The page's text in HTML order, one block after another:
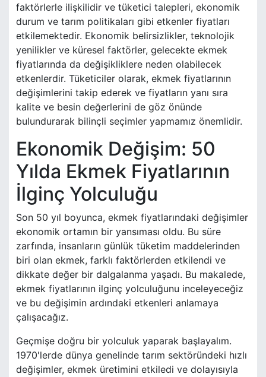
faktörlerle ilişkilidir ve tüketici talepleri, ekonomik
durum ve tarım politikaları gibi etkenler fiyatları
etkilemektedir. Ekonomik belirsizlikler, teknolojik
yenilikler ve küresel faktörler, gelecekte ekmek
fiyatlarında da değişikliklere neden olabilecek
etkenlerdir. Tüketiciler olarak, ekmek fiyatlarının
değişimlerini takip ederek ve fiyatların yanı sıra
kalite ve besin değerlerini de göz önünde
bulundurarak bilinçli seçimler yapmamız önemlidir.
Ekonomik Değişim: 50
Yılda Ekmek Fiyatlarının
İlginç Yolculuğu
Son 50 yıl boyunca, ekmek fiyatlarındaki değişimler
ekonomik ortamın bir yansıması oldu. Bu süre
zarfında, insanların günlük tüketim maddelerinden
biri olan ekmek, farklı faktörlerden etkilendi ve
dikkate değer bir dalgalanma yaşadı. Bu makalede,
ekmek fiyatlarının ilginç yolculuğunu inceleyeceğiz
ve bu değişimin ardındaki etkenleri anlamaya
çalışacağız.
Geçmişe doğru bir yolculuk yaparak başlayalım.
1970'lerde dünya genelinde tarım sektöründeki hızlı
değişimler, ekmek üretimini etkiledi ve dolayısıyla